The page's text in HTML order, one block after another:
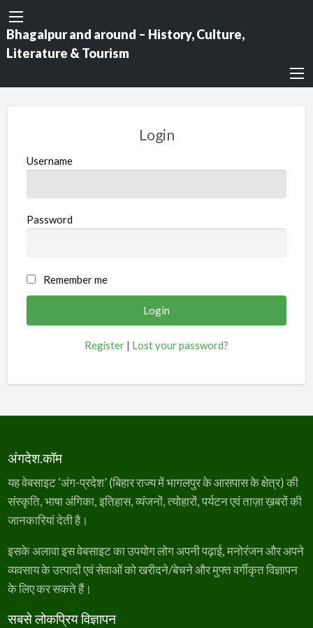
Bhagalpur and around – History, Culture,
Literature & Tourism
Login
Username
Password
Remember me
Register | Lost your password?
अंगदेश.कॉम
यह वेबसाइट ‘अंग-प्रदेश’ (बिहार राज्य में भागलपुर के आसपास के क्षेत्र) की
संस्कृति, भाषा अंगिका, इतिहास, व्यंजनों, त्योहारों, पर्यटन एवं ताज़ा ख़बरों की
जानकारियां देती है।
इसके अलावा इस वेबसाइट का उपयोग लोग अपनी पढ़ाई, मनोरंजन और अपने
व्यवसाय के उत्पादों एवं सेवाओं को खरीदने/बेचने और मुफ्त वर्गीकृत विज्ञापन
के लिए कर सकते हैं।
सबसे लोकप्रिय विज्ञापन